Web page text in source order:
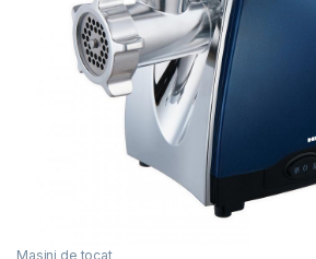
Masini de tocat